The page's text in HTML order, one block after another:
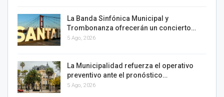
La Banda Sinfónica Municipal y
Trombonanza ofrecerán un concierto…
5 Ago, 2026
La Municipalidad refuerza el operativo
preventivo ante el pronóstico…
5 Ago, 2026